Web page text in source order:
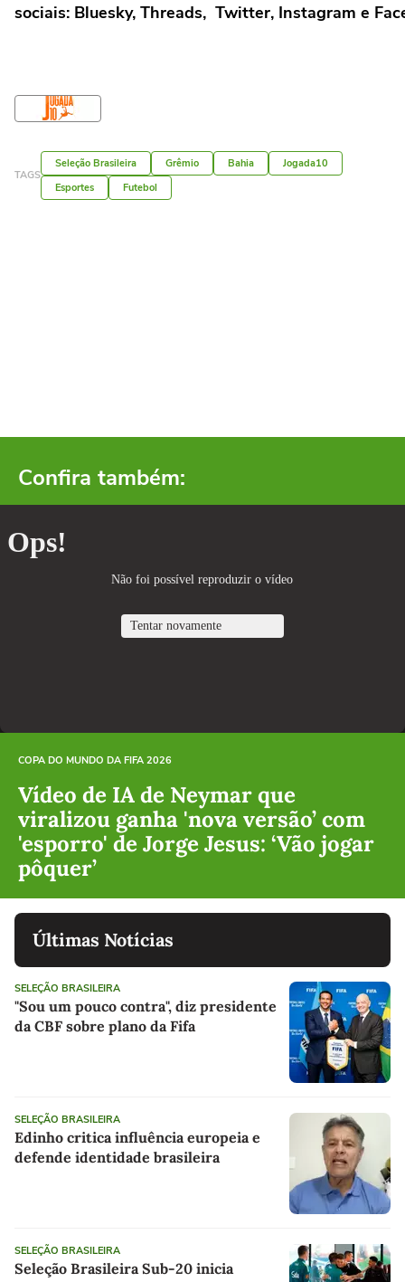
sociais: Bluesky, Threads, Twitter, Instagram e
TAGS
Seleção Brasileira Grêmio Bahia
Jogada10
Esportes
Futebol
Confira também:
COPA DO MUNDO DA FIFA 2026
Vídeo de IA de Neymar que
viralizou ganha 'nova versão’ com
'esporro' de Jorge Jesus: ‘Vão jogar
pôquer’
Últimas Notícias
SELEÇÃO BRASILEIRA
"Sou um pouco contra", diz presidente
da CBF sobre plano da Fifa
SELEÇÃO BRASILEIRA
Edinho critica influência europeia e
defende identidade brasileira
SELEÇÃO BRASILEIRA
Seleção Brasileira Sub-20 inicia